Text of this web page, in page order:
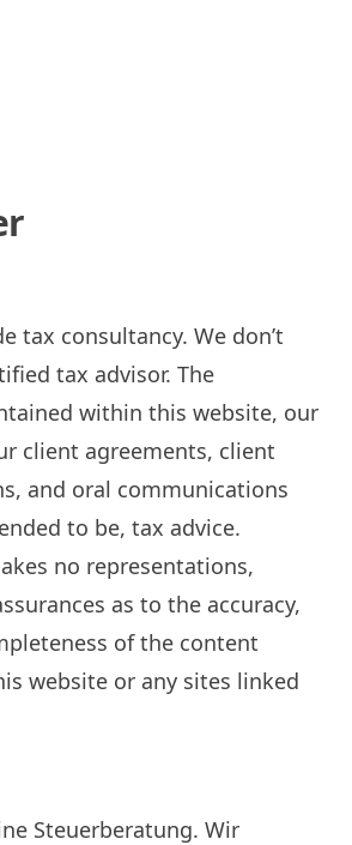
tax consultancy. We don’t
tax advisor. The
within this website, our
client agreements, client
and oral communications
to be, tax advice.
no representations,
as to the accuracy,
of the content
website or any sites linked
Steuerberatung. Wir